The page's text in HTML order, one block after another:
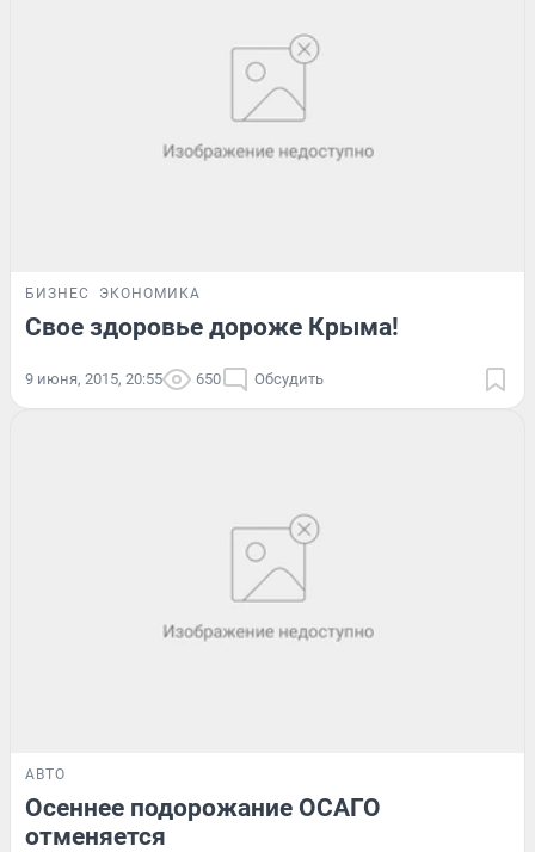
БИЗНЕС ЭКОНОМИКА
Свое здоровье дороже Крыма!
9 июня, 2015, 20:55 650 Обсудить
АВТО
Осеннее подорожание ОСАГО
отменяется